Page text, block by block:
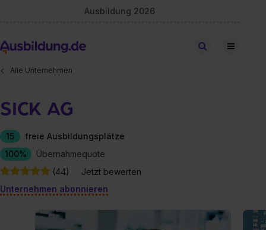
Ausbildung 2026
Stellen finden
Alle Unternehmen
SICK AG
15
freie Ausbildungsplätze
100%
Übernahmequote
(44)
Jetzt bewerten
Unternehmen abonnieren